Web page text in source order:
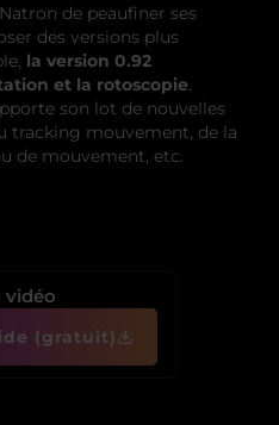
de peaufiner ses
des versions plus
la version 0.92
et la rotoscopie.
son lot de nouvelles
tracking mouvement, de la
de mouvement, etc.
vidéo
(gratuit)